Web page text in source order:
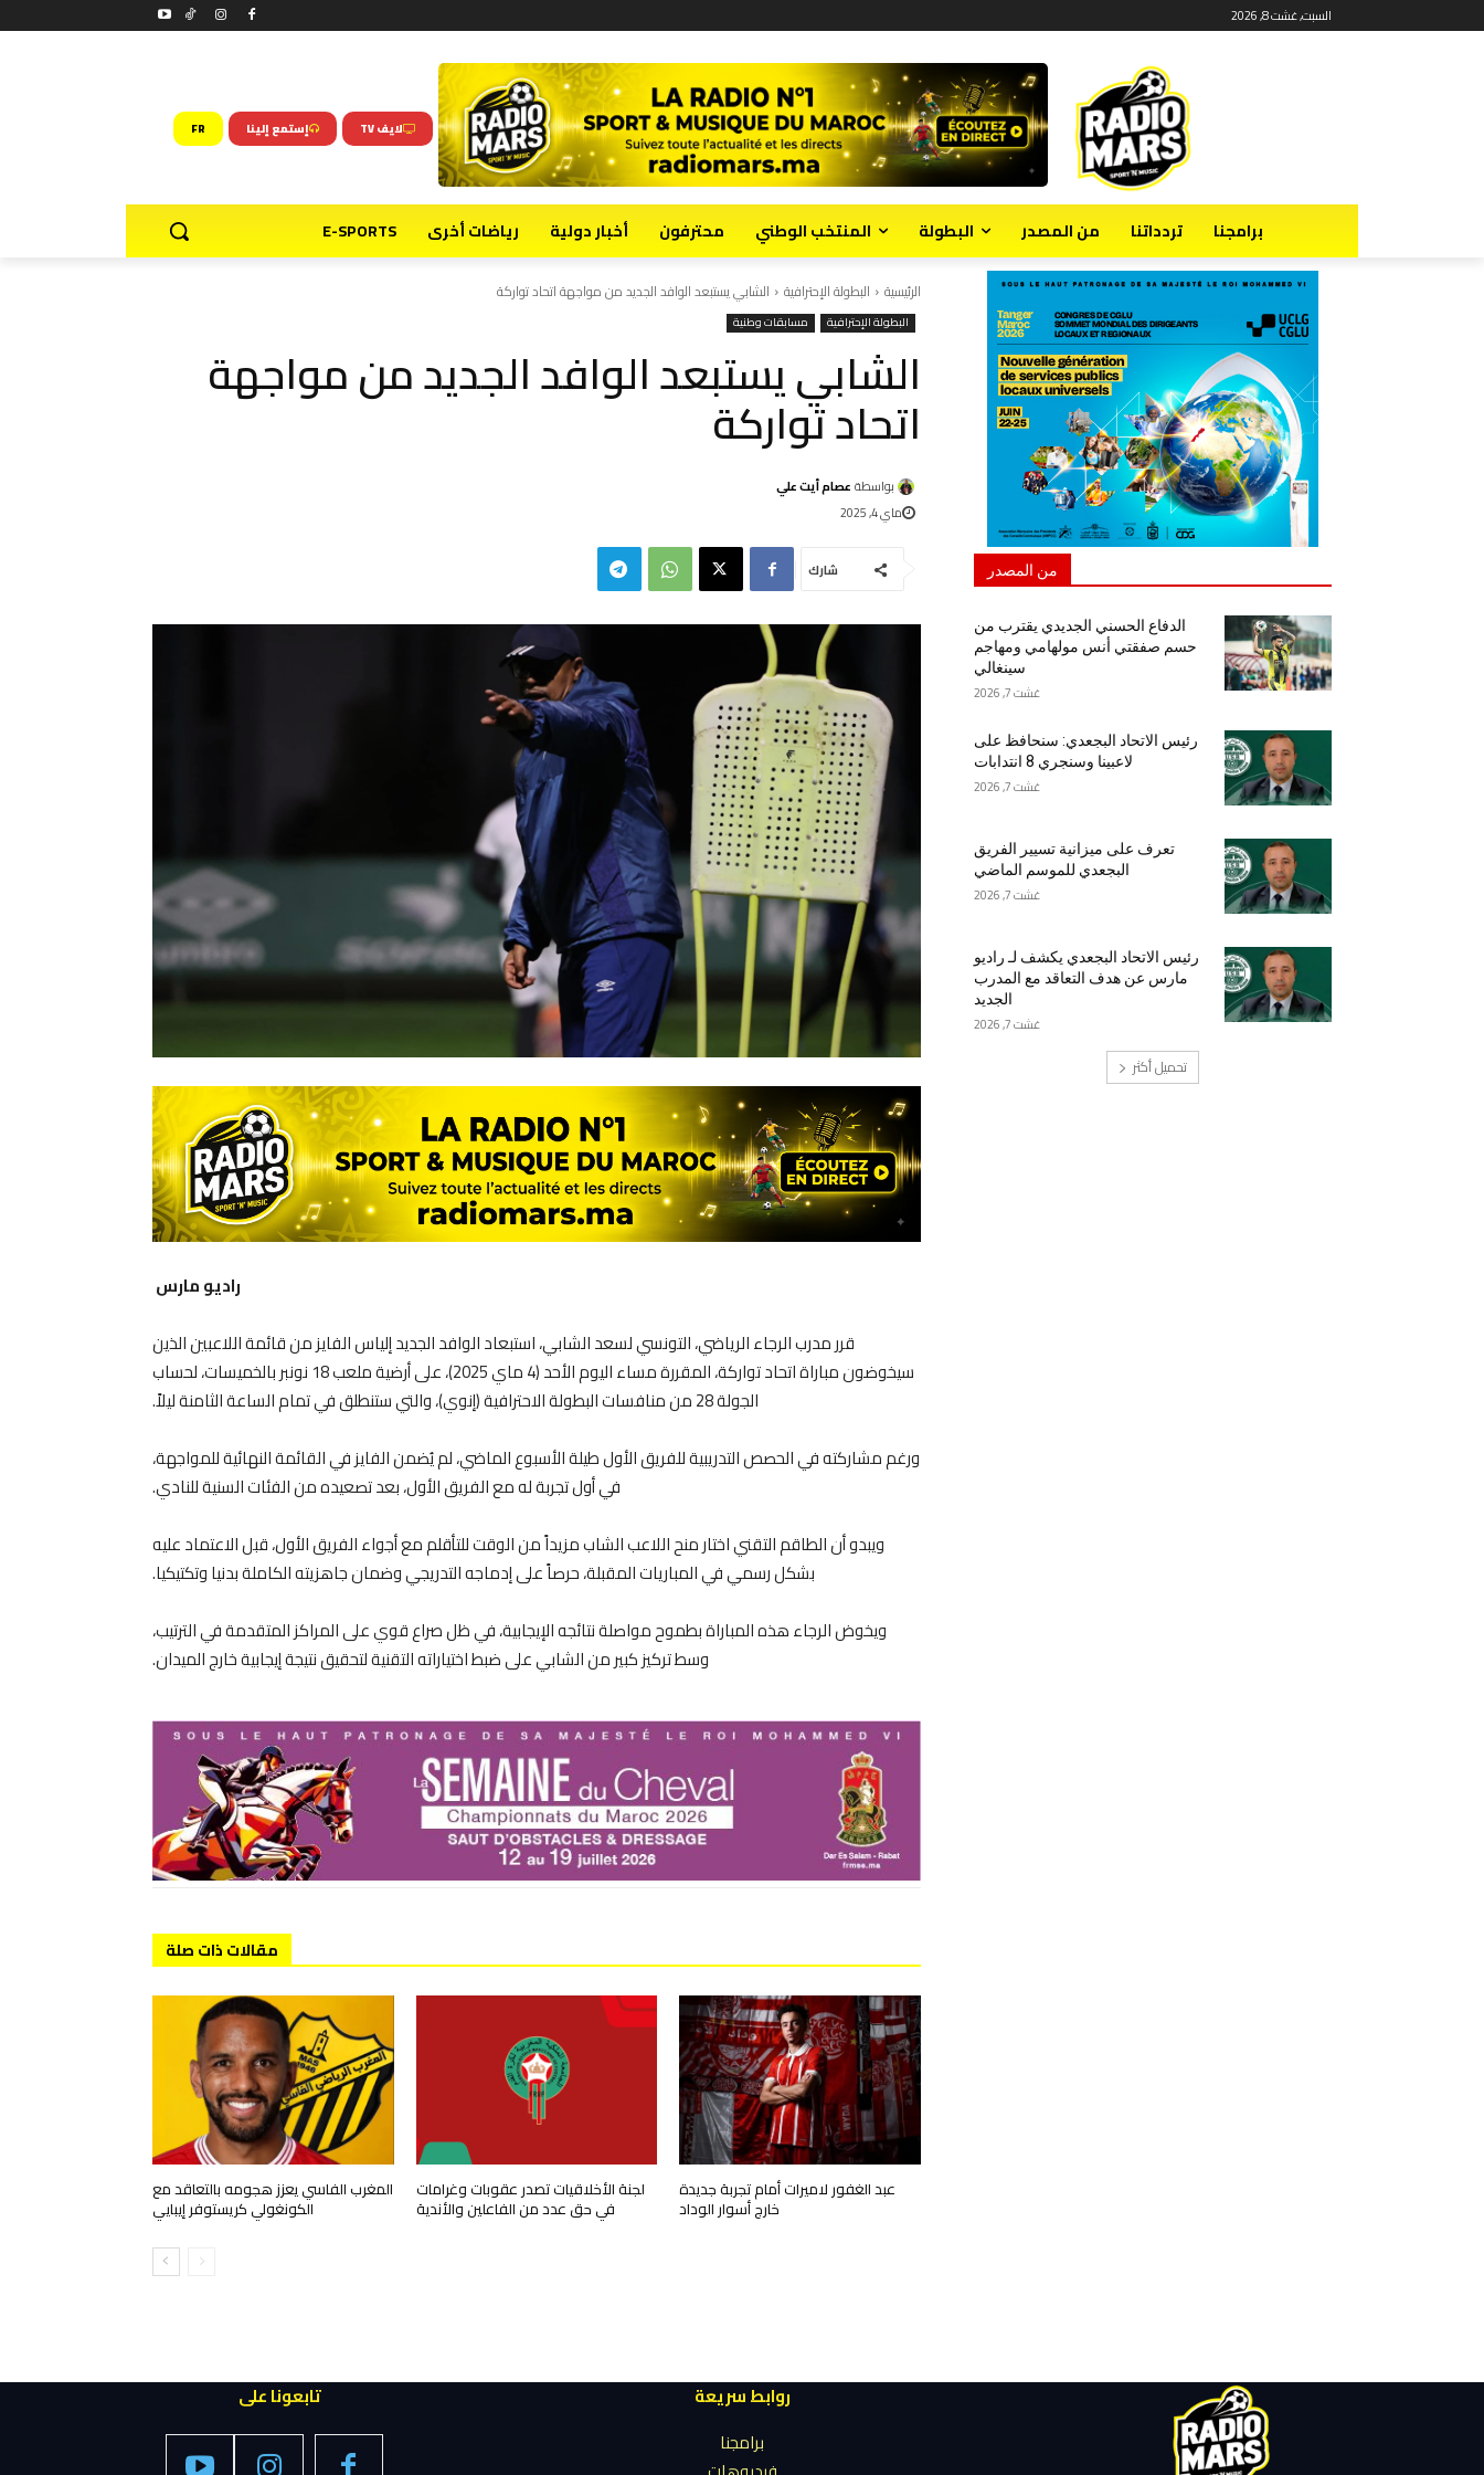
السبت, غشت 8, 2026
لايف TV إستمع إلينا FR
برامجنا تردداتنا من المصدر البطولة المنتخب الوطني محترفون أخبار دولية رياضات أخرى E-SPORTS
الرئيسية البطولة الإحترافية الشابي يستبعد الوافد الجديد من مواجهة اتحاد تواركة
البطولة الإحترافية مسابقات وطنية
الشابي يستبعد الوافد الجديد من مواجهة
اتحاد تواركة
بواسطة عصام أيت علي
ماي 4, 2025
شارك
راديو مارس
قرر مدرب الرجاء الرياضي، التونسي لسعد الشابي، استبعاد الوافد الجديد إلياس الفايز من قائمة اللاعبين الذين
سيخوضون مباراة اتحاد تواركة، المقررة مساء اليوم الأحد (4 ماي 2025)، على أرضية ملعب 18 نونبر بالخميسات، لحساب
الجولة 28 من منافسات البطولة الاحترافية (إنوي)، والتي ستنطلق في تمام الساعة الثامنة ليلاً.
ورغم مشاركته في الحصص التدريبية للفريق الأول طيلة الأسبوع الماضي، لم يُضمن الفايز في القائمة النهائية للمواجهة،
في أول تجربة له مع الفريق الأول، بعد تصعيده من الفئات السنية للنادي.
ويبدو أن الطاقم التقني اختار منح اللاعب الشاب مزيداً من الوقت للتأقلم مع أجواء الفريق الأول، قبل الاعتماد عليه
بشكل رسمي في المباريات المقبلة، حرصاً على إدماجه التدريجي وضمان جاهزيته الكاملة بدنيا وتكتيكيا.
ويخوض الرجاء هذه المباراة بطموح مواصلة نتائجه الإيجابية، في ظل صراع قوي على المراكز المتقدمة في الترتيب،
وسط تركيز كبير من الشابي على ضبط اختياراته التقنية لتحقيق نتيجة إيجابية خارج الميدان.
مقالات ذات صلة
عبد الغفور لاميرات أمام تجربة جديدة
خارج أسوار الوداد
لجنة الأخلاقيات تصدر عقوبات وغرامات
في حق عدد من الفاعلين والأندية
المغرب الفاسي يعزز هجومه بالتعاقد مع
الكونغولي كريستوفر إيبايي
من المصدر
الدفاع الحسني الجديدي يقترب من
حسم صفقتي أنس مولهامي ومهاجم
سينغالي
غشت 7, 2026
رئيس الاتحاد البجعدي: سنحافظ على
لاعبينا وسنجري 8 انتدابات
غشت 7, 2026
تعرف على ميزانية تسيير الفريق
البجعدي للموسم الماضي
غشت 7, 2026
رئيس الاتحاد البجعدي يكشف لـ راديو
مارس عن هدف التعاقد مع المدرب
الجديد
غشت 7, 2026
تحميل أكثر
تابعونا على
روابط سريعة
برامجنا